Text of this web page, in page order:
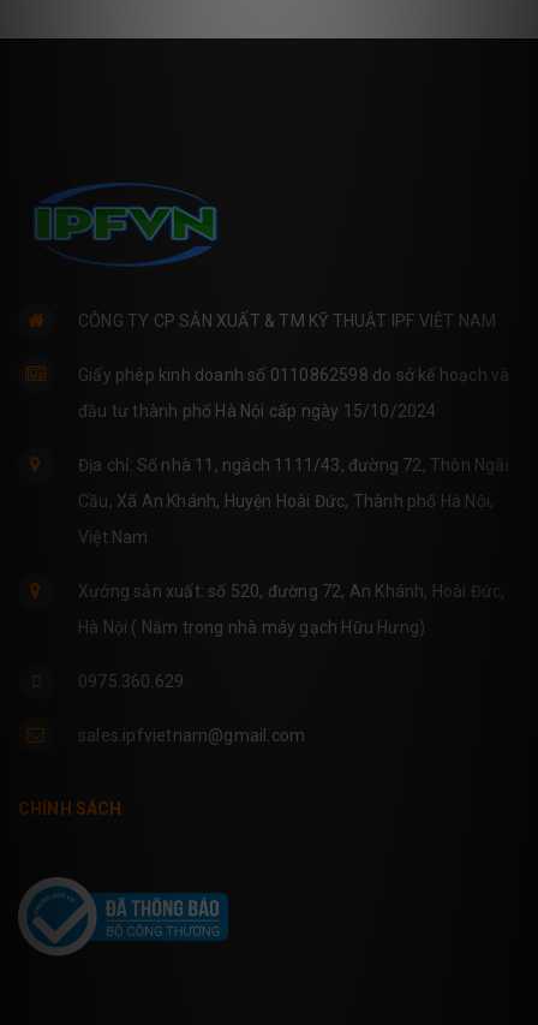
CÔNG TY CP SẢN XUẤT & TM KỸ THUẬT IPF VIỆT NAM
Giấy phép kinh doanh số 0110862598 do sở kế hoạch và
đầu tư thành phố Hà Nội cấp ngày 15/10/2024
Địa chỉ: Số nhà 11, ngách 1111/43, đường 72, Thôn Ngãi
Cầu, Xã An Khánh, Huyện Hoài Đức, Thành phố Hà Nội,
Việt Nam
Xưởng sản xuất: số 520, đường 72, An Khánh, Hoài Đức,
Hà Nội ( Nằm trong nhà máy gạch Hữu Hưng)
0975.360.629
sales.ipfvietnam@gmail.com
CHÍNH SÁCH